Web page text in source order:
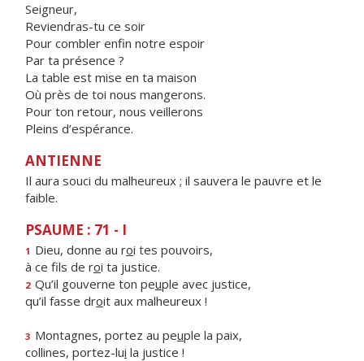
Seigneur,
Reviendras-tu ce soir
Pour combler enfin notre espoir
Par ta présence ?
La table est mise en ta maison
Où près de toi nous mangerons.
Pour ton retour, nous veillerons
Pleins d’espérance.
ANTIENNE
Il aura souci du malheureux ; il sauvera le pauvre et le
faible.
PSAUME : 71 - I
1 Dieu, donne au roi tes pouvoirs,
à ce fils de roi ta justice.
2 Qu’il gouverne ton peuple avec justice,
qu’il fasse droit aux malheureux !
3 Montagnes, portez au peuple la paix,
collines, portez-lui la justice !